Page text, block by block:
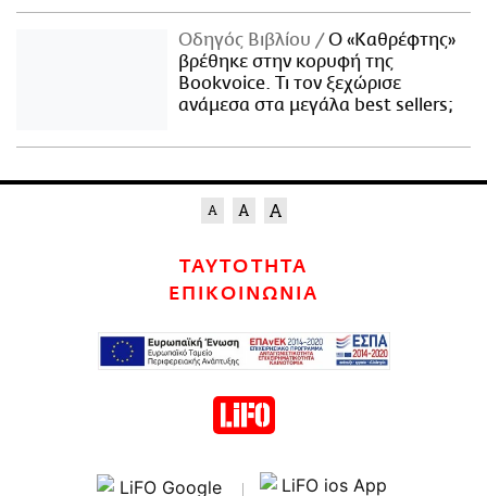
Οδηγός Βιβλίου
Ο «Καθρέφτης»
βρέθηκε στην κορυφή της
Bookvoice. Τι τον ξεχώρισε
ανάμεσα στα μεγάλα best sellers;
ΤΑΥΤΟΤΗΤΑ
ΕΠΙΚΟΙΝΩΝΙΑ